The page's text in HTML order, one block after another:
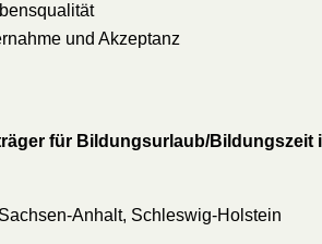
und Akzeptanz
für Bildungsurlaub/Bildungszeit
Anhalt, Schleswig-Holstein